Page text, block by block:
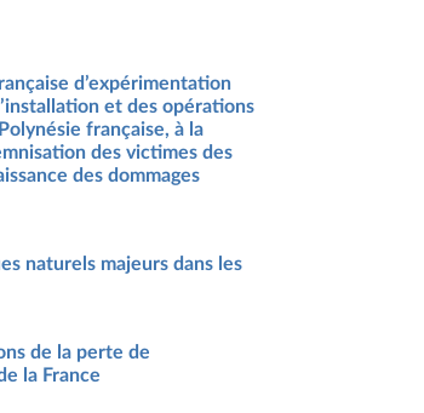
d’expérimentation
et des opérations
française, à la
des victimes des
des dommages
naturels majeurs dans les
de la perte de
la France